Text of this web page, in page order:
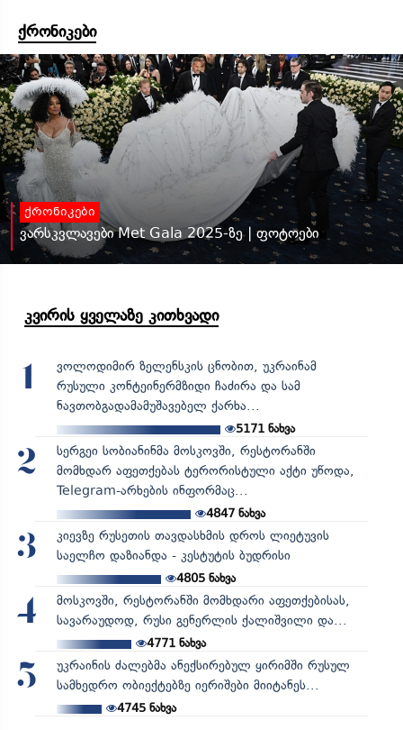
ქრონიკები
ქრონიკები
ვარსკვლავები Met Gala 2025-ზე | ფოტოები
კვირის ყველაზე კითხვადი
1
ვოლოდიმირ ზელენსკის ცნობით, უკრაინამ
რუსული კონტეინერმზიდი ჩაძირა და სამ
ნავთობგადამამუშავებელ ქარხა...
5171 ნახვა
2
სერგეი სობიანინმა მოსკოვში, რესტორანში
მომხდარ აფეთქებას ტერორისტული აქტი უწოდა,
Telegram-არხების ინფორმაც...
4847ნახვა
3
კიევზე რუსეთის თავდასხმის დროს ლიეტუვის
საელჩო დაზიანდა - კესტუტის ბუდრისი
4805ნახვა
4
მოსკოვში, რესტორანში მომხდარი აფეთქებისას,
სავარაუდოდ, რუსი გენერლის ქალიშვილი და...
4771ნახვა
5
უკრაინის ძალებმა ანექსირებულ ყირიმში რუსულ
სამხედრო ობიექტებზე იერიშები მიიტანეს...
4745ნახვა